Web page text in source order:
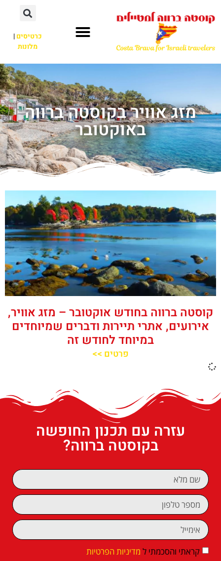
כרטיסים|
מלונות
מזג אוויר בקוסטה ברווה
באוקטובר
קוסטה ברווה בחודש אוקטובר – מזג אוויר,
אירועים, אתרי תיירות ודברים שמיוחדים
במיוחד לחודש זה
פרטים >>
עזרה עם תכנון החופשה
בקוסטה ברווה?
קראתי והסכמתי ל מדיניות הפרטיות